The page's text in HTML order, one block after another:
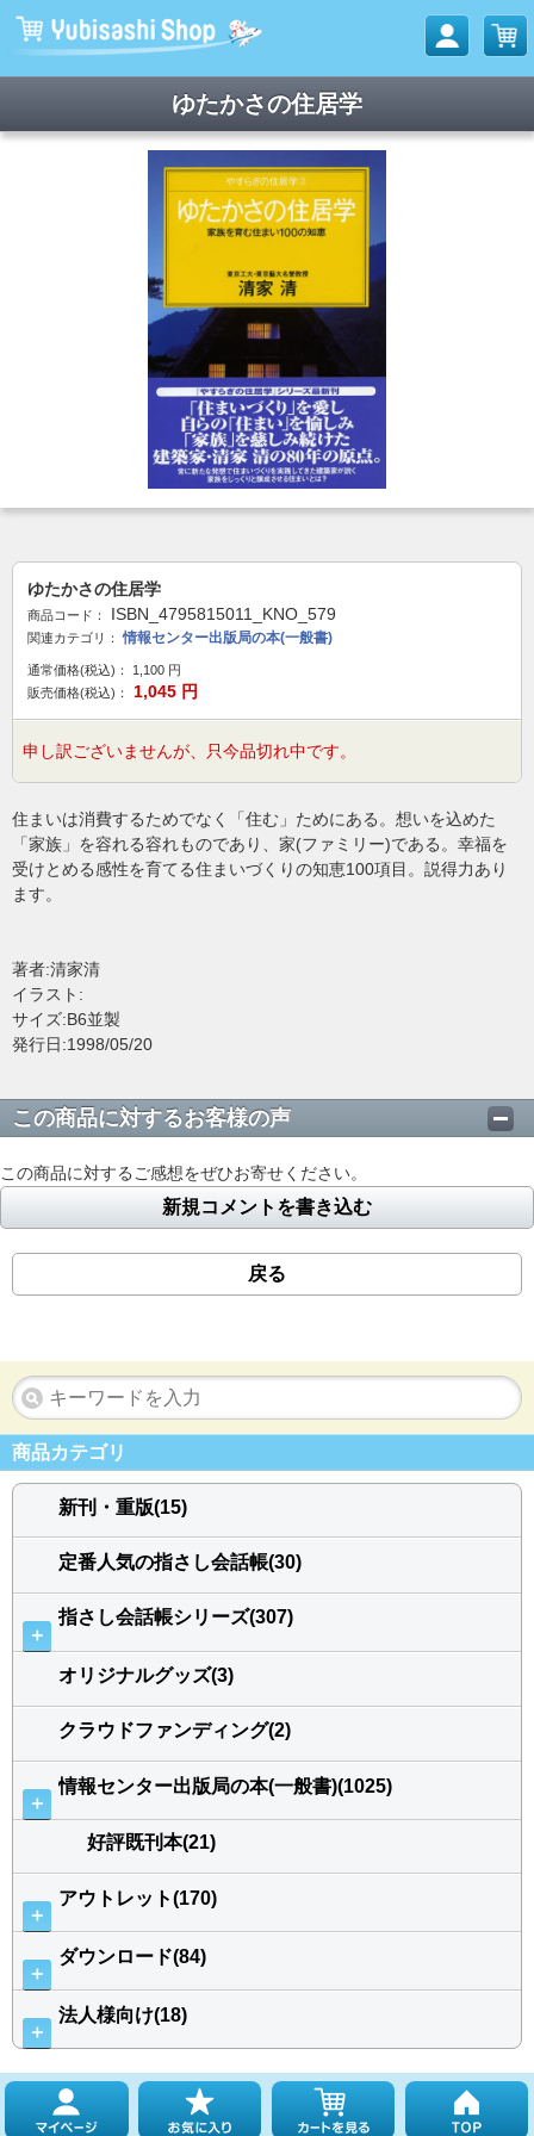
ゆたかさの住居学
ゆたかさの住居学
商品コード： ISBN_4795815011_KNO_579
関連カテゴリ： 情報センター出版局の本(一般書)
通常価格(税込)： 1,100 円
販売価格(税込)：
1,045 円
申し訳ございませんが、只今品切れ中です。
住まいは消費するためでなく「住む」ためにある。想いを込めた
「家族」を容れる容れものであり、家(ファミリー)である。幸福を
受けとめる感性を育てる住まいづくりの知恵100項目。説得力あり
ます。
著者:清家清
イラスト:
サイズ:B6並製
発行日:1998/05/20
この商品に対するお客様の声
この商品に対するご感想をぜひお寄せください。
新規コメントを書き込む
戻る
商品カテゴリ
新刊・重版(15)
定番人気の指さし会話帳(30)
＋
指さし会話帳シリーズ(307)
オリジナルグッズ(3)
クラウドファンディング(2)
＋
情報センター出版局の本(一般書)(1025)
好評既刊本(21)
＋
アウトレット(170)
＋
ダウンロード(84)
＋
法人様向け(18)